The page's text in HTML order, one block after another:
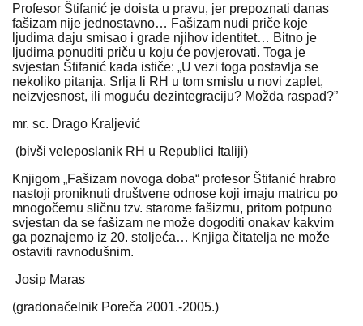
Profesor Štifanić je doista u pravu, jer prepoznati danas
fašizam nije jednostavno… Fašizam nudi priče koje
ljudima daju smisao i grade njihov identitet… Bitno je
ljudima ponuditi priču u koju će povjerovati. Toga je
svjestan Štifanić kada ističe: „U vezi toga postavlja se
nekoliko pitanja. Srlja li RH u tom smislu u novi zaplet,
neizvjesnost, ili moguću dezintegraciju? Možda raspad?”
mr. sc. Drago Kraljević
(bivši veleposlanik RH u Republici Italiji)
Knjigom „Fašizam novoga doba“ profesor Štifanić hrabro
nastoji proniknuti društvene odnose koji imaju matricu po
mnogočemu sličnu tzv. starome fašizmu, pritom potpuno
svjestan da se fašizam ne može dogoditi onakav kakvim
ga poznajemo iz 20. stoljeća… Knjiga čitatelja ne može
ostaviti ravnodušnim.
Josip Maras
(gradonačelnik Poreča 2001.-2005.)